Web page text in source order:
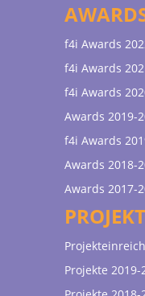
f4i Awards
f4i Awards
f4i Awards
Awards 2019-
f4i Awards
Awards 2018-
Awards 2017-
Projekte 2019-